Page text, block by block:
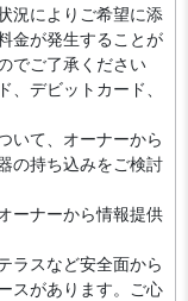
況によりご希望に添
金が発生することが
でご了承ください
デビットカード、
いて、オーナーから
の持ち込みをご検討
ーナーから情報提供
ラスなど安全面から
スがあります。ご心